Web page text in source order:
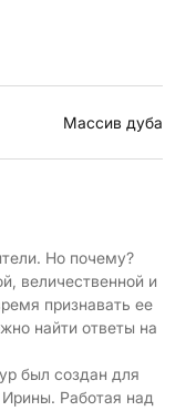
Массив дуба
Но почему?
величественной и
признавать ее
найти ответы на
был создан для
Работая над